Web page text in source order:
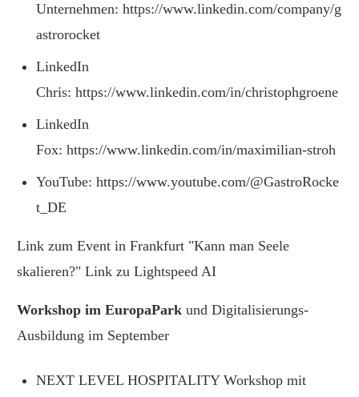
Unternehmen: https://www.linkedin.com/company/g
astrorocket
LinkedIn
Chris: https://www.linkedin.com/in/christophgroene
LinkedIn
Fox: https://www.linkedin.com/in/maximilian-stroh
YouTube: https://www.youtube.com/@GastroRocke
t_DE
Link zum Event in Frankfurt "Kann man Seele
skalieren?" Link zu Lightspeed AI
Workshop im EuropaPark und Digitalisierungs-
Ausbildung im September
NEXT LEVEL HOSPITALITY Workshop mit